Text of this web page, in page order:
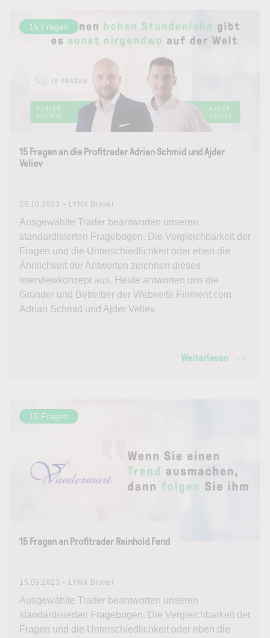
15 Fragen
15 Fragen an die Profitrader Adrian Schmid und Ajder
Veliev
25.10.2023 – LYNX Broker
Ausgewählte Trader beantworten unseren
standardisierten Fragebogen. Die Vergleichbarkeit der
Fragen und die Unterschiedlichkeit oder eben die
Ähnlichkeit der Antworten zeichnen dieses
Interviewkonzept aus. Heute antworten uns die
Gründer und Betreiber der Webseite Finment.com
Adrian Schmid und Ajder Veliev.
Weiterlesen
15 Fragen
15 Fragen an Profitrader Reinhold Fend
15.09.2023 – LYNX Broker
Ausgewählte Trader beantworten unseren
standardisierten Fragebogen. Die Vergleichbarkeit der
Fragen und die Unterschiedlichkeit oder eben die